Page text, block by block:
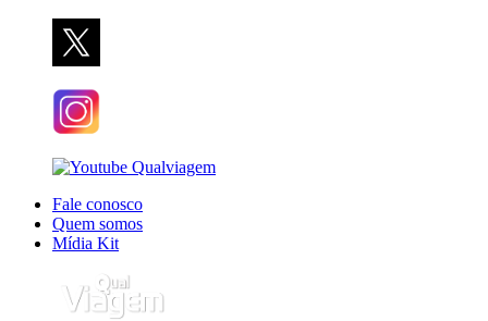
Fale conosco
Quem somos
Mídia Kit